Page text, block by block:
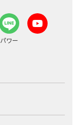
パワー